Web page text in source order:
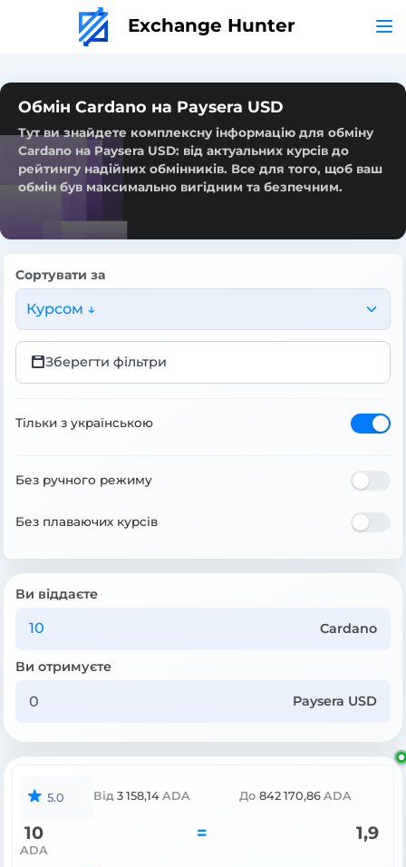
Exchange Hunter
Обмін Cardano на Paysera USD
Тут ви знайдете комплексну інформацію для обміну
Cardano на Paysera USD: від актуальних курсів до
рейтингу надійних обмінників. Все для того, щоб ваш
обмін був максимально вигідним та безпечним.
Сортувати за
Курсом ↓
Зберегти фільтри
Тільки з українською
Без ручного режиму
Без плаваючих курсів
Ви віддаєте
Cardano
Ви отримуєте
Paysera USD
5.0 Від 3 158,14 ADA До 842 170,86 ADA
10
ADA
= 1,9